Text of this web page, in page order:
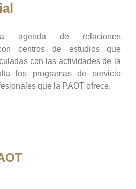
agenda de relaciones
centros de estudios que
con las actividades de la
los programas de servicio
que la PAOT ofrece.